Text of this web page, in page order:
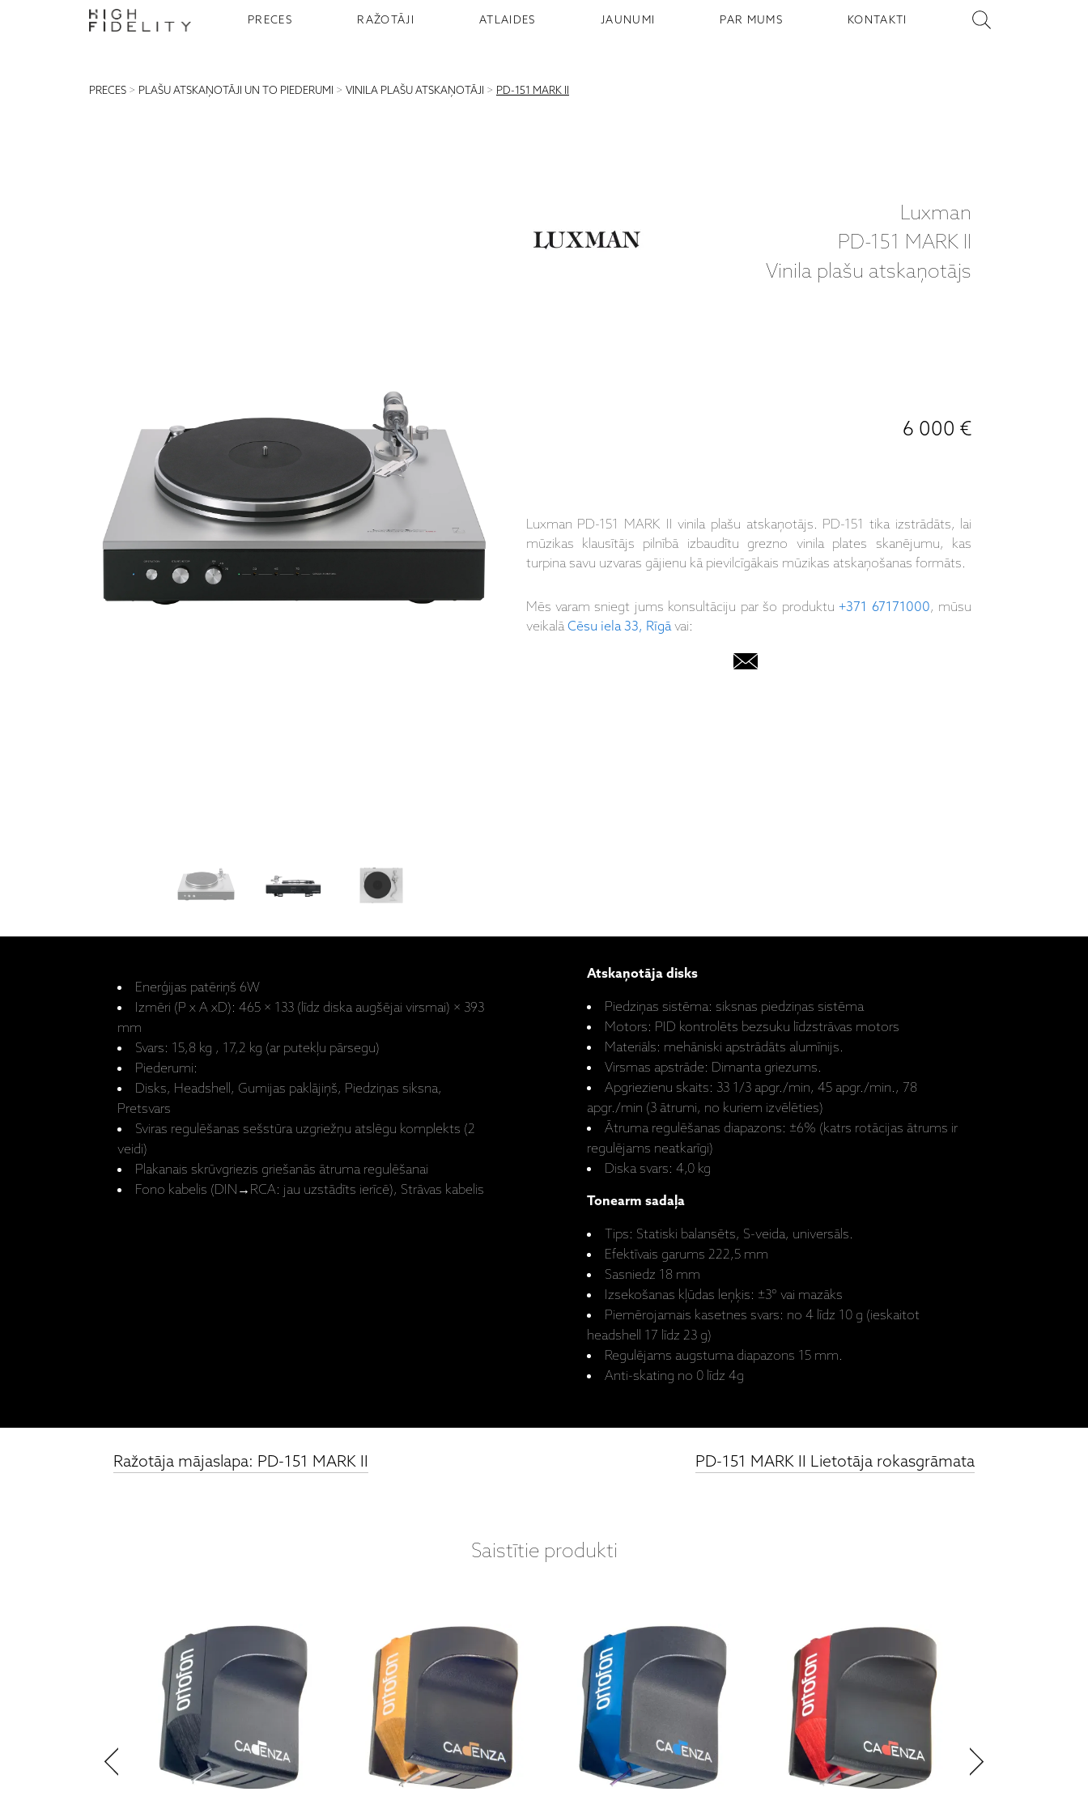
PRECES RAŽOTĀJI ATLAIDES JAUNUMI PAR MUMS KONTAKTI
PRECES > PLAŠU ATSKAŅOTĀJI UN TO PIEDERUMI > VINILA PLAŠU ATSKAŅOTĀJI > PD-151 MARK II
Luxman
PD-151 MARK II
Vinila plašu atskaņotājs
6 000 €
Luxman PD-151 MARK II vinila plašu atskaņotājs. PD-151 tika izstrādāts, lai
mūzikas klausītājs pilnībā izbaudītu grezno vinila plates skanējumu, kas
turpina savu uzvaras gājienu kā pievilcīgākais mūzikas atskaņošanas formāts.
Mēs varam sniegt jums konsultāciju par šo produktu+371 67171000, mūsu
veikalāCēsu iela 33, Rīgāvai:
Enerģijas patēriņš 6W
Izmēri (P x A xD): 465 × 133 (līdz diska augšējai virsmai) × 393
mm
Svars: 15,8 kg , 17,2 kg (ar putekļu pārsegu)
Piederumi:
Disks, Headshell, Gumijas paklājiņš, Piedziņas siksna,
Pretsvars
Sviras regulēšanas sešstūra uzgriežņu atslēgu komplekts (2
veidi)
Plakanais skrūvgriezis griešanās ātruma regulēšanai
Fono kabelis (DIN→RCA: jau uzstādīts ierīcē), Strāvas kabelis
Atskaņotāja disks
Piedziņas sistēma: siksnas piedziņas sistēma
Motors: PID kontrolēts bezsuku līdzstrāvas motors
Materiāls: mehāniski apstrādāts alumīnijs.
Virsmas apstrāde: Dimanta griezums.
Apgriezienu skaits: 33 1/3 apgr./min, 45 apgr./min., 78
apgr./min (3 ātrumi, no kuriem izvēlēties)
Ātruma regulēšanas diapazons: ±6% (katrs rotācijas ātrums ir
regulējams neatkarīgi)
Diska svars: 4,0 kg
Tonearm sadaļa
Tips: Statiski balansēts, S-veida, universāls.
Efektīvais garums 222,5 mm
Sasniedz 18 mm
Izsekošanas kļūdas leņķis: ±3° vai mazāks
Piemērojamais kasetnes svars: no 4 līdz 10 g (ieskaitot
headshell 17 līdz 23 g)
Regulējams augstuma diapazons 15 mm.
Anti-skating no 0 līdz 4g
Ražotāja mājaslapa: PD-151 MARK II PD-151 MARK II Lietotāja rokasgrāmata
Saistītie produkti